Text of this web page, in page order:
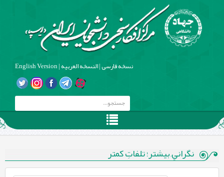
نسخه فارسی|النسخه العربیه|
English Version
نگرانيِ بيشتر؛ تلفاتِ كمتر